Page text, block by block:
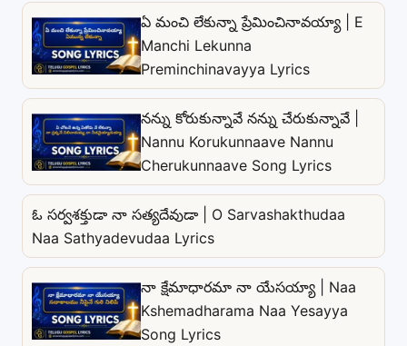
ఏ మంచి లేకున్నా ప్రేమించినావయ్యా | E
Manchi Lekunna
Preminchinavayya Lyrics
నన్ను కోరుకున్నావే నన్ను చేరుకున్నావే |
Nannu Korukunnaave Nannu
Cherukunnaave Song Lyrics
ఓ సర్వశక్తుడా నా సత్యదేవుడా | O Sarvashakthudaa
Naa Sathyadevudaa Lyrics
నా క్షేమాధారమా నా యేసయ్యా | Naa
Kshemadharama Naa Yesayya
Song Lyrics